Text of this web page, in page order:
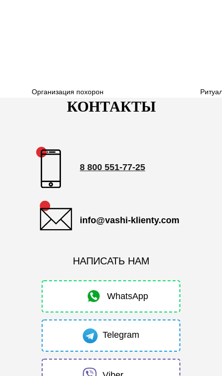
Организация похорон
КОНТАКТЫ
info@vashi-klienty.com
8 800 551-77-25
НАПИСАТЬ НАМ
WhatsApp
Telegram